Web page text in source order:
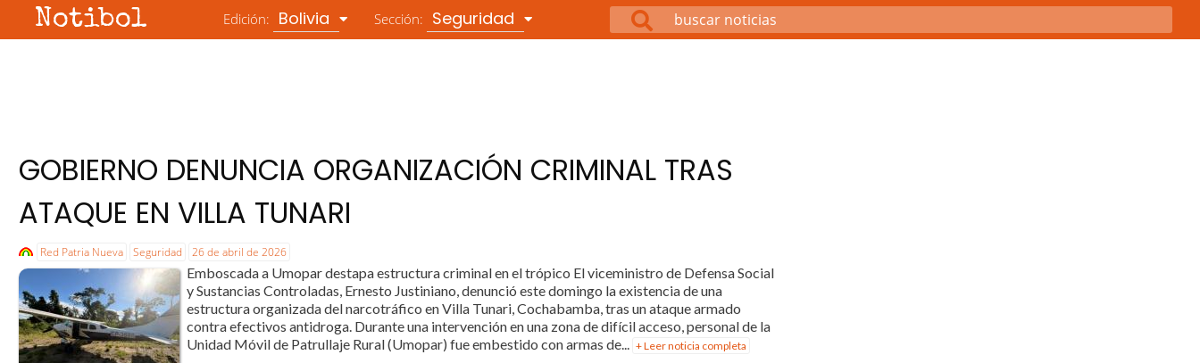
Notibol Edición: Bolivia Sección: Seguridad
GOBIERNO DENUNCIA ORGANIZACIÓN CRIMINAL TRAS
ATAQUE EN VILLA TUNARI
Red Patria Nueva Seguridad 26 de abril de 2026
Emboscada a Umopar destapa estructura criminal en el trópico El viceministro de Defensa Social
y Sustancias Controladas, Ernesto Justiniano, denunció este domingo la existencia de una
estructura organizada del narcotráfico en Villa Tunari, Cochabamba, tras un ataque armado
contra efectivos antidroga. Durante una intervención en una zona de difícil acceso, personal de la
Unidad Móvil de Patrullaje Rural (Umopar) fue embestido con armas de... + Leer noticia completa